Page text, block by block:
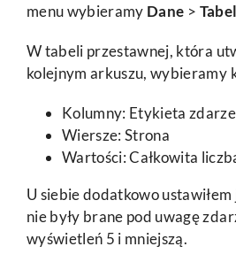
menu wybieramy Dane >
W tabeli przestawnej, która
kolejnym arkuszu, wybieramy
Kolumny: Etykieta
Wiersze: Strona
Wartości: Całkowita
U siebie dodatkowo
nie były brane pod uwagę
wyświetleń 5 i mniejszą.